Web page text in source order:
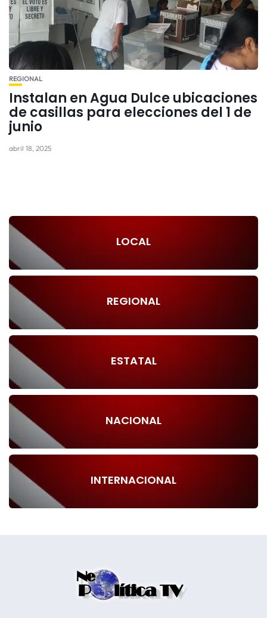
REGIONAL
Instalan en Agua Dulce ubicaciones
de casillas para elecciones del 1 de
junio
abril 18, 2025
LOCAL
REGIONAL
ESTATAL
NACIONAL
INTERNACIONAL